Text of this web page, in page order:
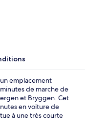
emplacement
de marche de
et Bryggen. Cet
en voiture de
à une très courte